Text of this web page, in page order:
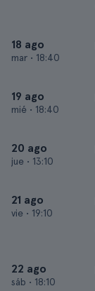
18 ago
mar • 18:40
19 ago
mié • 18:40
20 ago
jue • 13:10
21 ago
vie • 19:10
22 ago
sáb • 18:10